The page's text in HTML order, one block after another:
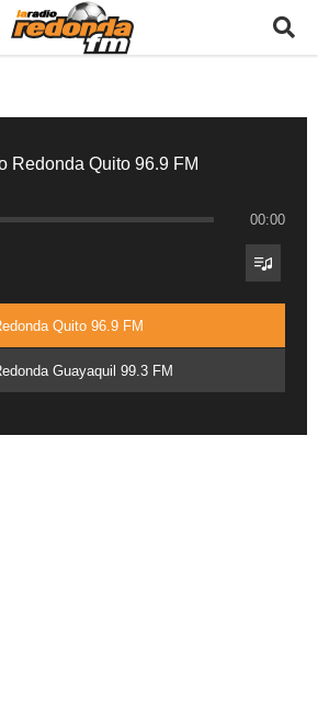
Redonda Quito 96.9 FM
00:00
Quito 96.9 FM
Guayaquil 99.3 FM